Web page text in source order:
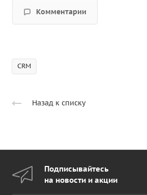
Комментарии
CRM
Назад к списку
Подписывайтесь
на новости и акции